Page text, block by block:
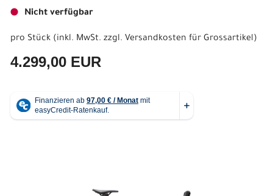
Nicht verfügbar
pro Stück (inkl. MwSt. zzgl. Versandkosten für Grossartikel)
4.299,00 EUR